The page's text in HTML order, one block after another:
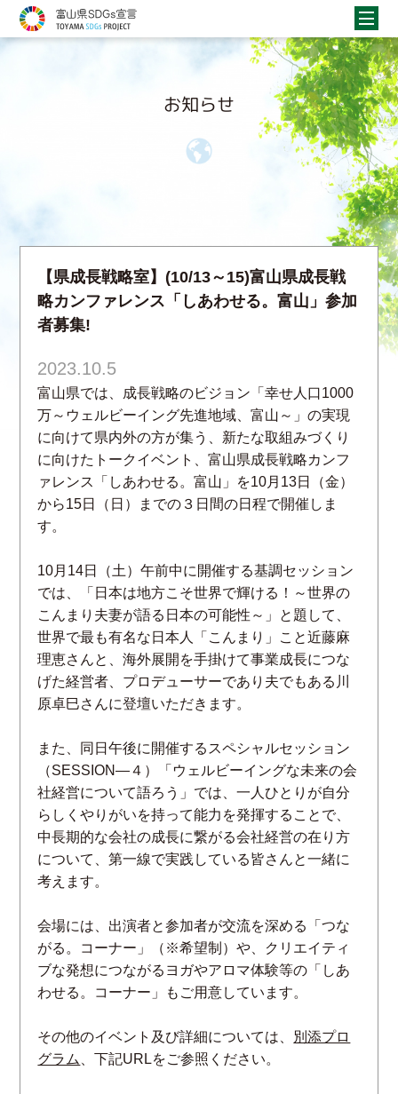
お知らせ
【県成長戦略室】(10/13～15)富山県成長戦
略カンファレンス「しあわせる。富山」参加
者募集!
2023.10.5
富山県では、成長戦略のビジョン「幸せ人口1000
万～ウェルビーイング先進地域、富山～」の実現
に向けて県内外の方が集う、新たな取組みづくり
に向けたトークイベント、富山県成長戦略カンフ
ァレンス「しあわせる。富山」を10月13日（金）
から15日（日）までの３日間の日程で開催しま
す。
10月14日（土）午前中に開催する基調セッション
では、「日本は地方こそ世界で輝ける！～世界の
こんまり夫妻が語る日本の可能性～」と題して、
世界で最も有名な日本人「こんまり」こと近藤麻
理恵さんと、海外展開を手掛けて事業成長につな
げた経営者、プロデューサーであり夫でもある川
原卓巳さんに登壇いただきます。
また、同日午後に開催するスペシャルセッション
（SESSION―４）「ウェルビーイングな未来の会
社経営について語ろう」では、一人ひとりが自分
らしくやりがいを持って能力を発揮することで、
中長期的な会社の成長に繋がる会社経営の在り方
について、第一線で実践している皆さんと一緒に
考えます。
会場には、出演者と参加者が交流を深める「つな
がる。コーナー」（※希望制）や、クリエイティ
ブな発想につながるヨガやアロマ体験等の「しあ
わせる。コーナー」もご用意しています。
その他のイベント及び詳細については、 別添プロ
グラム
、下記URLをご参照ください。